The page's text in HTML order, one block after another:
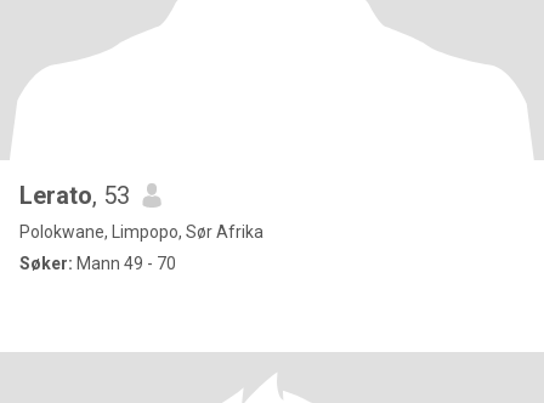
Lerato, 53
Polokwane, Limpopo, Sør Afrika
Søker: Mann 49 - 70